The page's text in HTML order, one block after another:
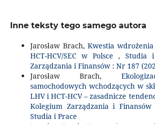
Inne teksty tego samego autora
Jarosław Brach,Kwestia
HCT-HCV/SEC w Polsce ,Studia
Zarządzania i Finansów : Nr 187
Jarosław Brach,
samochodowych wchodzących w
LHV i HCT-HCV – zasadnicze
Kolegium Zarządzania i
Studia i Prace